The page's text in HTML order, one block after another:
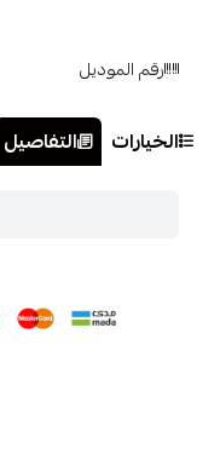
رقم الموديل
الخيارات التفاصيل